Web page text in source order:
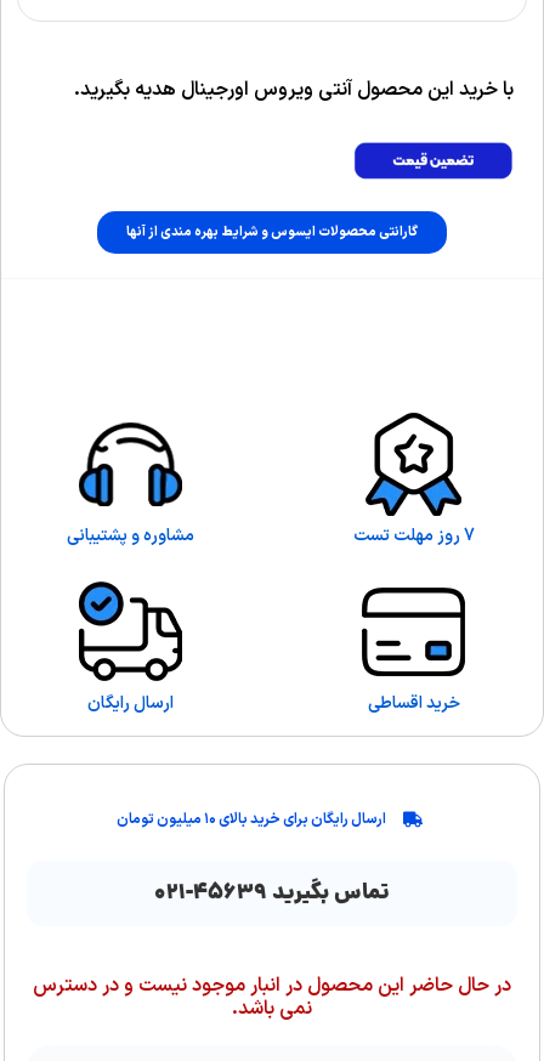
با خرید این محصول آنتی ویروس اورجینال هدیه بگیرید.
گارانتی محصولات ایسوس و شرایط بهره مندی از آنها
7 روز مهلت تست مشاوره و پشتیبانی
خرید اقساطی ارسال رایگان
ارسال رایگان برای خرید بالای ۱۰ میلیون تومان
تماس بگیرید ۴۵۶۳۹-۰۲۱
در حال حاضر این محصول در انبار موجود نیست و در دسترس
نمی باشد.